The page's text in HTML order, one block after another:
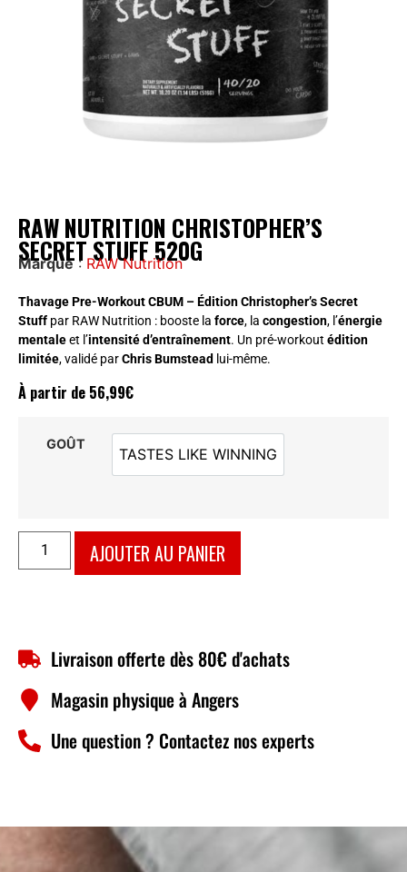
RAW NUTRITION CHRISTOPHER’S
SECRET STUFF 520G
Marque: RAW Nutrition
Thavage Pre-Workout CBUM – Édition Christopher’s Secret
Stuff par RAW Nutrition : booste la force, la congestion, l’énergie
mentaleet l’intensité d’entraînement. Un pré-workout édition
limitée, validé parChris Bumstead lui-même.
À partir de 56,99€
GOÛT
TASTES LIKE WINNING
TASTES LIKE WINNING
AJOUTER AU PANIER
Livraison offerte dès 80€ d'achats
Magasin physique à Angers
Une question ? Contactez nos experts